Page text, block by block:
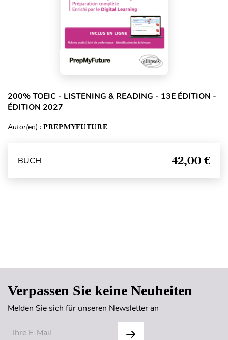
200% TOEIC - LISTENING & READING - 13E ÉDITION -
ÉDITION 2027
Autor(en) : PREPMYFUTURE
BUCH 42,00 €
Verpassen Sie keine Neuheiten
Melden Sie sich für unseren Newsletter an